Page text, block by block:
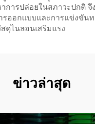
การปล่อยในสภาวะปกติ จึ
รออกแบบและการแข่งขัน
ดุไนลอนเสริมแรง
ข่าวล่าสุด